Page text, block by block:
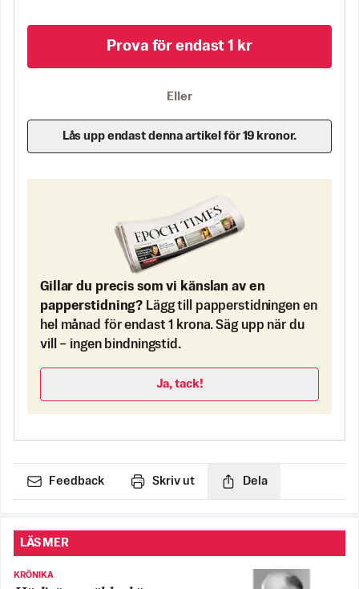
Prova för endast 1 kr
Eller
Lås upp endast denna artikel för 19 kronor.
Gillar du precis som vi känslan av en
papperstidning? Lägg till papperstidningen en
hel månad för endast 1 krona. Säg upp när du
vill – ingen bindningstid.
Ja, tack!
Feedback Skriv ut Dela
LÄS MER
KRÖNIKA